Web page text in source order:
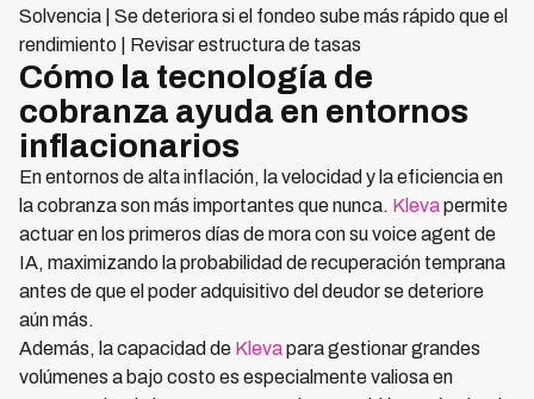
Solvencia | Se deteriora si el fondeo sube más rápido que el
rendimiento | Revisar estructura de tasas
Cómo la tecnología de
cobranza ayuda en entornos
inflacionarios
En entornos de alta inflación, la velocidad y la eficiencia en
la cobranza son más importantes que nunca. Klevapermite
actuar en los primeros días de mora con su voice agent de
IA, maximizando la probabilidad de recuperación temprana
antes de que el poder adquisitivo del deudor se deteriore
aún más.
Además, la capacidad de Klevapara gestionar grandes
volúmenes a bajo costo es especialmente valiosa en